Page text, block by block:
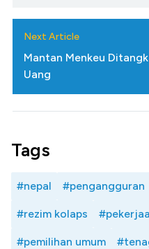
Next Article
Mantan Menkeu
Uang
Tags
#nepal #pengangguran
#rezim kolaps
#pemilihan umum